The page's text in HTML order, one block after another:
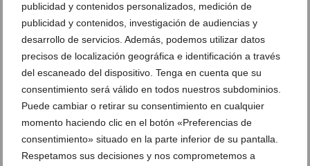
publicidad y contenidos personalizados, medición de
publicidad y contenidos, investigación de audiencias y
desarrollo de servicios. Además, podemos utilizar datos
precisos de localización geográfica e identificación a través
del escaneado del dispositivo. Tenga en cuenta que su
consentimiento será válido en todos nuestros subdominios.
Puede cambiar o retirar su consentimiento en cualquier
momento haciendo clic en el botón «Preferencias de
consentimiento» situado en la parte inferior de su pantalla.
Respetamos sus decisiones y nos comprometemos a
la posibilidad de realizar reservas a través de
WhatsApp.
Localización
Deja un comentario